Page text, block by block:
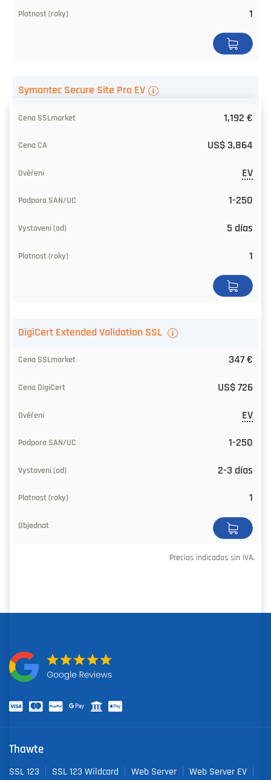
Precios indicados sin IVA.
1
Symantec Secure Site Pro EV
1,192 €
US$ 3,864
EV
1-250
5 días
1
DigiCert Extended Validation SSL
347 €
US$ 726
EV
1-250
2-3 días
1
Thawte
SSL 123 SSL 123 Wildcard Web Server
Web Server EV